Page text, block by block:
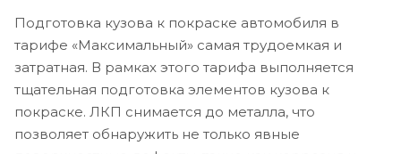
Подготовка кузова к покраске автомобиля в
тарифе «Максимальный» самая трудоемкая и
затратная. В рамках этого тарифа выполняется
тщательная подготовка элементов кузова к
покраске. ЛКП снимается до металла, что
позволяет обнаружить не только явные